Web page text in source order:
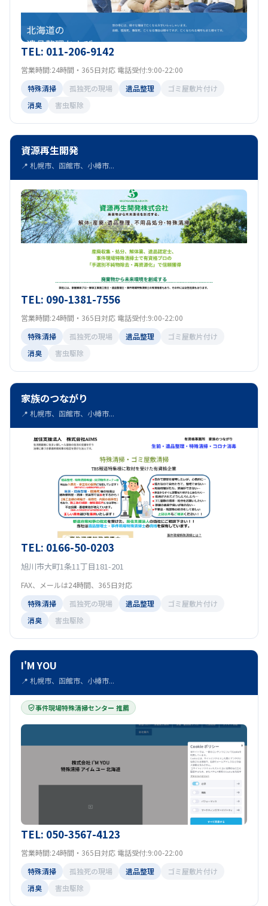
TEL: 011-206-9142
営業時間:24時間・365日対応 電話受付:9:00-22:00
特殊清掃
孤独死の現場 遺品整理
ゴミ屋敷片付け
消臭
害虫駆除
資源再生開発
📍 札幌市、函館市、小樽市...
TEL: 090-1381-7556
営業時間:24時間・365日対応 電話受付:9:00-22:00
特殊清掃
孤独死の現場 遺品整理
ゴミ屋敷片付け
消臭
害虫駆除
家族のつながり
📍 札幌市、函館市、小樽市...
TEL: 0166-50-0203
旭川市大町1条11丁目181-201
FAX、メールは24時間、365日対応
特殊清掃
孤独死の現場 遺品整理
ゴミ屋敷片付け
消臭
害虫駆除
I'M YOU
📍 札幌市、函館市、小樽市...
事件現場特殊清掃センター 推薦
TEL: 050-3567-4123
営業時間:24時間・365日対応 電話受付:9:00-22:00
特殊清掃
孤独死の現場 遺品整理
ゴミ屋敷片付け
消臭
害虫駆除